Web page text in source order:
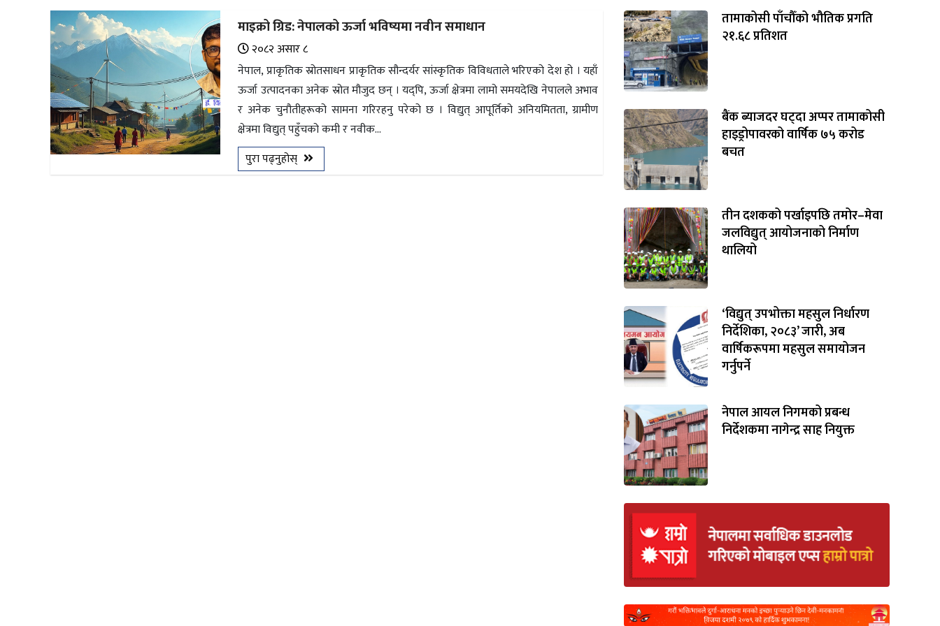
जलवायु
उहिलेकाे
माइक्रो ग्रिड: नेपालको ऊर्जा भविष्यमा नवीन समाधान
२०८२ असार ८
नेपाल, प्राकृतिक स्रोतसाधन प्राकृतिक सौन्दर्यर सांस्कृतिक विविधताले भरिएको देश हो । यहाँ
ऊर्जा उत्पादनका अनेक स्रोत मौजुद छन् । यद्पि, ऊर्जा क्षेत्रमा लामो समयदेखि नेपालले अभाव
र अनेक चुनौतीहरूको सामना गरिरहनु परेको छ । विद्युत् आपूर्तिको अनियमितता, ग्रामीण
क्षेत्रमा विद्युत् पहुँचको कमी र नवीक...
पुरा पढ्नुहोस्
तामाकोसी पाँचौँको भौतिक प्रगति
२१.६८ प्रतिशत
बैंक ब्याजदर घट्दा अप्पर तामाकोसी
हाइड्रोपावरको वार्षिक ७५ करोड
बचत
तीन दशकको पर्खाइपछि तमोर–मेवा
जलविद्युत् आयोजनाको निर्माण
थालियो
‘विद्युत् उपभोक्ता महसुल निर्धारण
निर्देशिका, २०८३’ जारी, अब
वार्षिकरूपमा महसुल समायोजन
गर्नुपर्ने
नेपाल आयल निगमको प्रबन्ध
निर्देशकमा नागेन्द्र साह नियुक्त